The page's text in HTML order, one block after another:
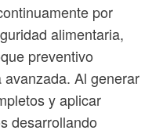
por
alimentaria,
preventivo
Al generar
y aplicar
desarrollando